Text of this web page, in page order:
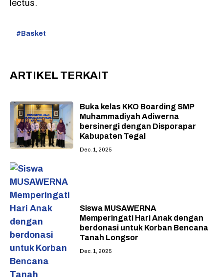
lectus.
Basket
ARTIKEL TERKAIT
Buka kelas KKO Boarding SMP
Muhammadiyah Adiwerna
bersinergi dengan Disporapar
Kabupaten Tegal
Dec. 1, 2025
Siswa MUSAWERNA
Memperingati Hari Anak dengan
berdonasi untuk Korban Bencana
Tanah Longsor
Dec. 1, 2025